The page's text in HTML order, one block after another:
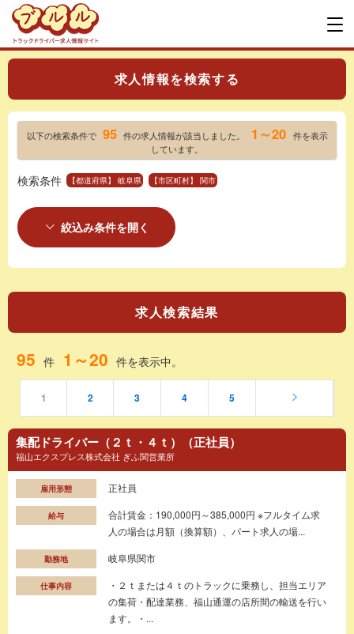
求人情報を検索する
以下の検索条件で 95 件の求人情報が該当しました。 1～20 件を表示
しています。
検索条件 【都道府県】 岐阜県 【市区町村】 関市
絞込み条件を開く
求人検索結果
95 件 1～20 件を表示中。
1 2 3 4 5
集配ドライバー（２ｔ・４ｔ）（正社員）
福山エクスプレス株式会社 ぎふ関営業所
雇用形態 正社員
給与
合計賃金：190,000円～385,000円 ※フルタイム求
人の場合は月額（換算額）、パート求人の場...
勤務地 岐阜県関市
仕事内容
・２ｔまたは４ｔのトラックに乗務し、担当エリア
の集荷・配達業務、福山通運の店所間の輸送を行い
ます。・...